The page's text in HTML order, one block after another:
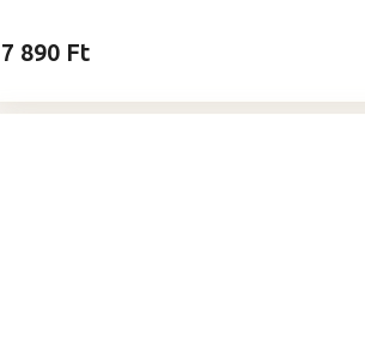
7 890 Ft